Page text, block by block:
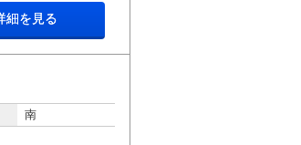
細を見る
南